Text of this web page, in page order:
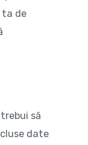
ta de
să
date